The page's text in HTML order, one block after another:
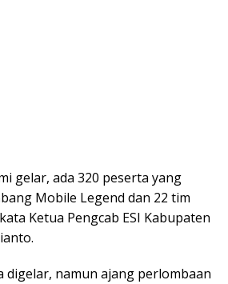
gelar, ada 320 peserta yang
Mobile Legend dan 22 tim
Ketua Pengcab ESI Kabupaten
digelar, namun ajang perlombaan